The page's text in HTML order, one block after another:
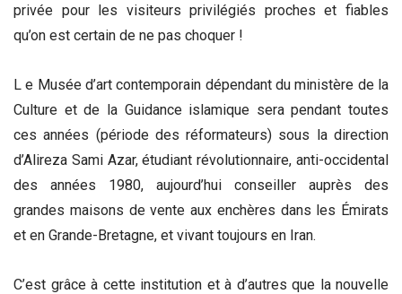
privée pour les visiteurs privilégiés proches et fiables
qu’on est certain de ne pas choquer !
L e Musée d’art contemporain dépendant du ministère de la
Culture et de la Guidance islamique sera pendant toutes
ces années (période des réformateurs) sous la direction
d’Alireza Sami Azar, étudiant révolutionnaire, anti-occidental
des années 1980, aujourd’hui conseiller auprès des
grandes maisons de vente aux enchères dans les Émirats
et en Grande-Bretagne, et vivant toujours en Iran.
C’est grâce à cette institution et à d’autres que la nouvelle